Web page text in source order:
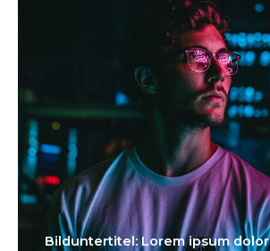
Bilduntertitel: Lorem ipsum dolor